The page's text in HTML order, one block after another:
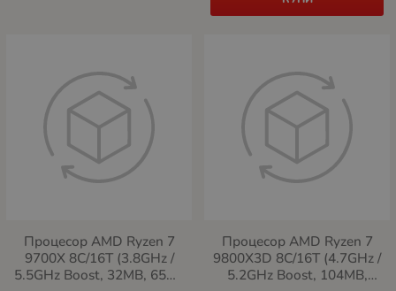
Процесор AMD Ryzen 7
9700X 8C/16T (3.8GHz /
5.5GHz Boost, 32MB, 65W,
Процесор AMD Ryzen 7
9800X3D 8C/16T (4.7GHz /
5.2GHz Boost, 104MB,